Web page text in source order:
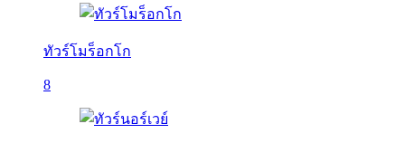
ทัวร์โมร็อกโก
8